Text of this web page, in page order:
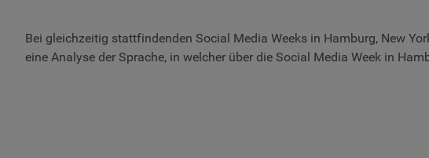
Bei gleichzeitig stattfindenden Social Media Weeks in Hamburg, New
eine Analyse der Sprache, in welcher über die Social Media Week in